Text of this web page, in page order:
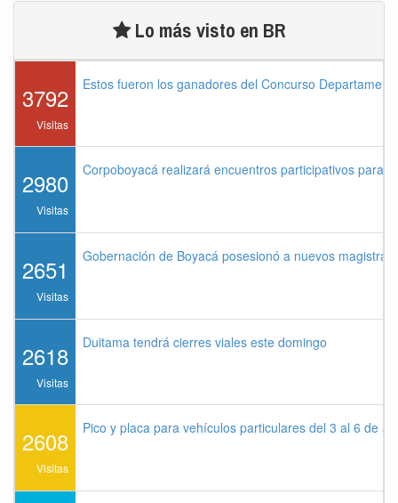
Lo más visto en BR
3792
Visitas
Estos fueron los ganadores del Concurso
2980
Visitas
Corpoboyacá realizará encuentros participativos para
2651
Visitas
Gobernación de Boyacá posesionó a nuevos
2618
Visitas
Duitama tendrá cierres viales este domingo
2608
Visitas
Pico y placa para vehículos particulares del 3 al 6 de